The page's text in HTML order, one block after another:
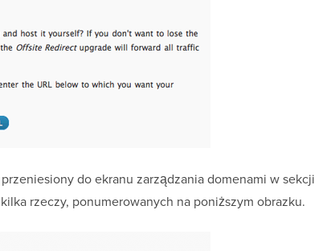
do ekranu zarządzania domenami w sekcji
rzeczy, ponumerowanych na poniższym obrazku.